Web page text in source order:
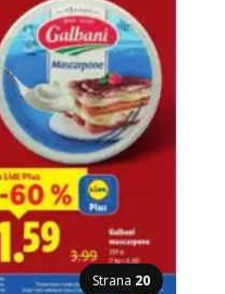
Strana 20